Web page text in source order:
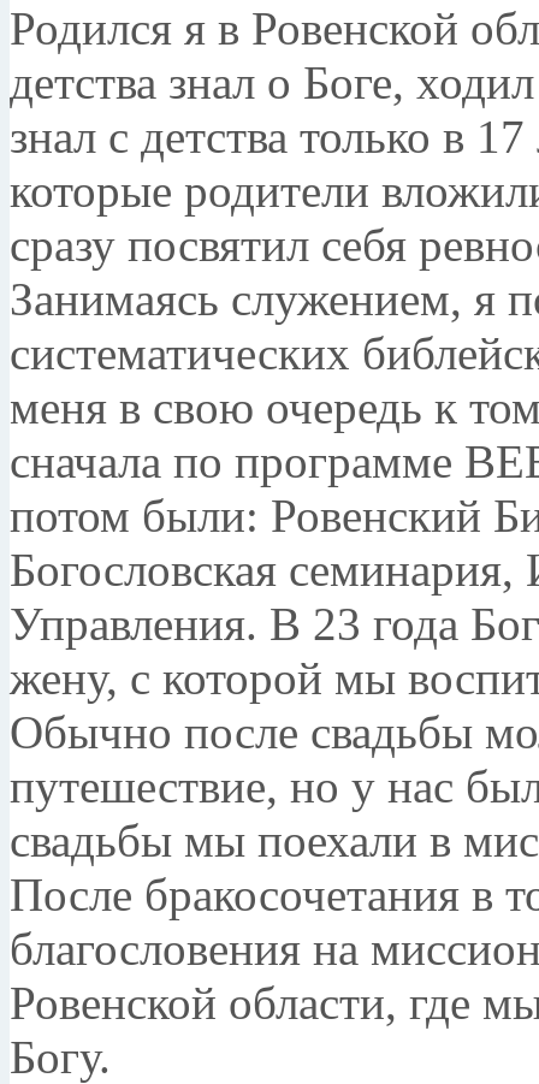
Родился я в Ровенской
детства знал о Боге,
знал с детства только в
которые родители
сразу посвятил себя
Занимаясь служением, я
систематических
меня в свою очередь к
сначала по программе
потом были: Ровенский
Богословская семинария,
Управления. В 23 года
жену, с которой мы
Обычно после свадьбы
путешествие, но у нас
свадьбы мы поехали в
После бракосочетания в
благословения на
Ровенской области, где
Богу.